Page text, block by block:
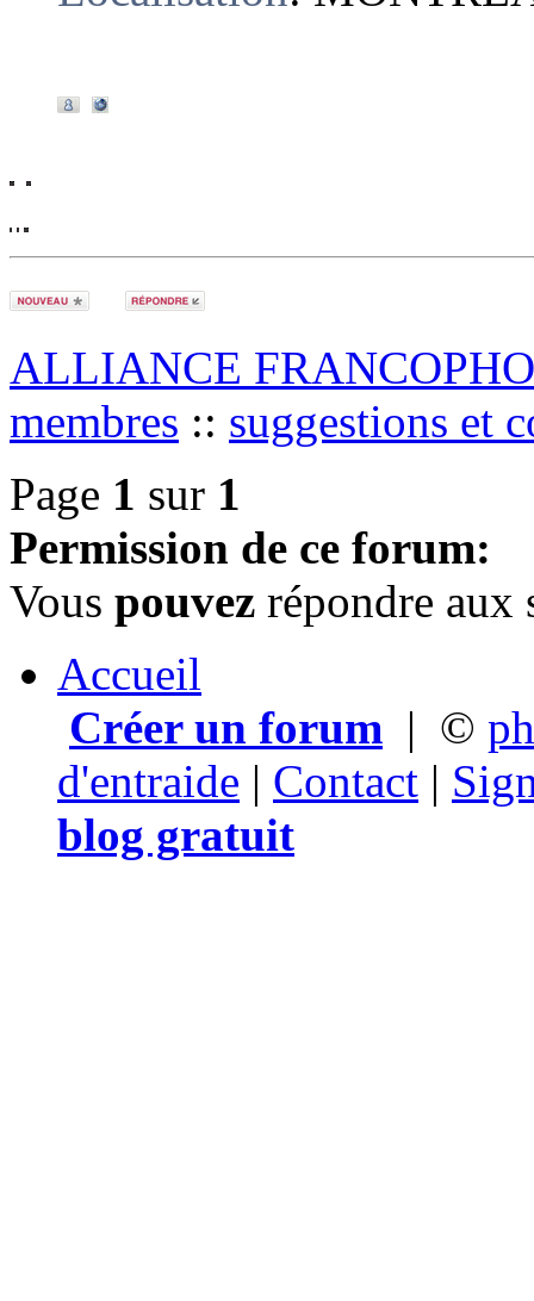
ALLIANCE
membres :: suggestions et
Page 1 sur 1
Permission de ce forum:
Vous pouvez répondre aux
Accueil
Créer un forum | ©
d'entraide | Contact |
blog gratuit